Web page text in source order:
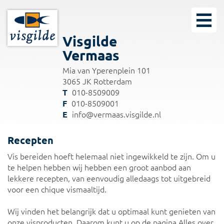
Visgilde
Vermaas
Mia van Yperenplein 101
3065 JK Rotterdam
010-8509009
010-8509001
info@vermaas.visgilde.nl
Recepten
Vis bereiden hoeft helemaal niet ingewikkeld te zijn. Om u
te helpen hebben wij hebben een groot aanbod aan
lekkere recepten, van eenvoudig alledaags tot uitgebreid
voor een chique vismaaltijd.
Wij vinden het belangrijk dat u optimaal kunt genieten van